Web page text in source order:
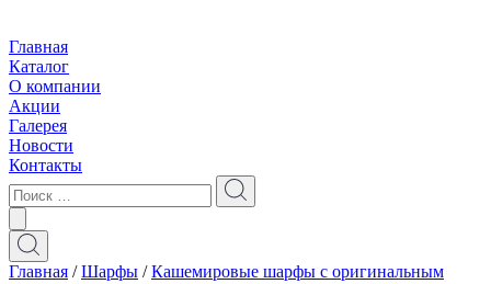
Главная
Каталог
О компании
Акции
Галерея
Новости
Контакты
Главная /Шарфы /Кашемировые шарфы с оригинальным